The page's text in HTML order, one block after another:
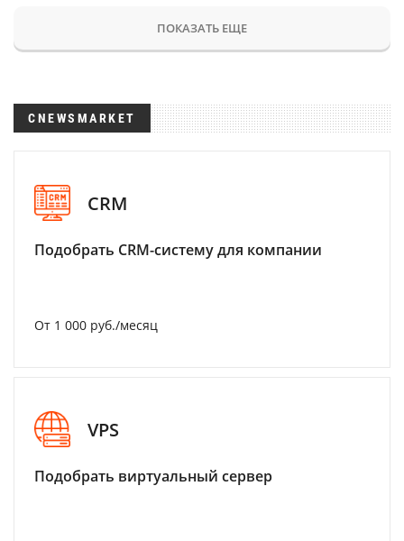
ПОКАЗАТЬ ЕЩЕ
CNEWSMARKET
CRM
Подобрать CRM-систему для компании
От 1 000 руб./месяц
VPS
Подобрать виртуальный сервер